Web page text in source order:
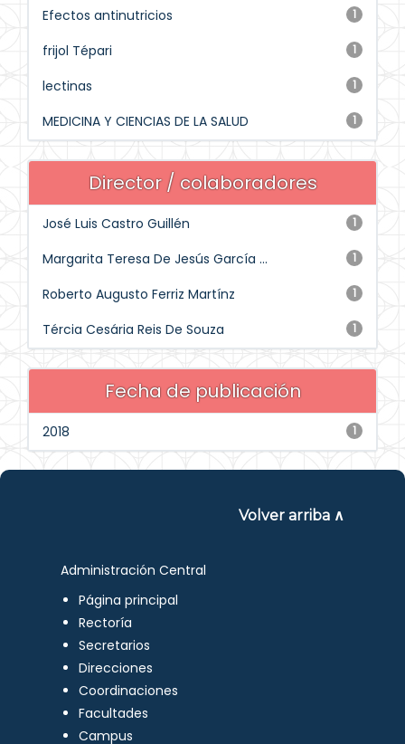
1
Efectos antinutricios
1
frijol Tépari
1
lectinas
1
MEDICINA Y CIENCIAS DE LA SALUD
Director / colaboradores
1
José Luis Castro Guillén
1
Margarita Teresa De Jesús García ...
1
Roberto Augusto Ferriz Martínz
1
Tércia Cesária Reis De Souza
Fecha de publicación
1
2018
Volver arriba ∧
Administración Central
Página principal
Rectoría
Secretarios
Direcciones
Coordinaciones
Facultades
Campus